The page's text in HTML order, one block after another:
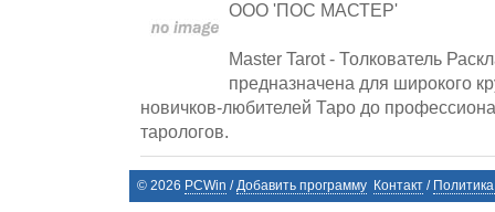
ООО 'ПОС МАСТЕР'
Master Tarot - Толкователь
предназначена для широкого
новичков-любителей Таро до
тарологов.
© 2026 PCWin /Добавить программу Контакт /